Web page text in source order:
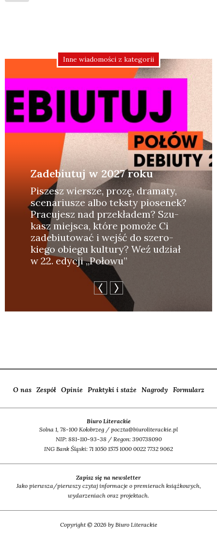
Inne wiadomości z kategorii
Zadebiutuj w 2027 roku
Piszesz wier­sze, pro­zę, dra­ma­ty,
sce­na­riu­sze albo tek­sty pio­se­nek?
Pra­cu­jesz nad prze­kła­dem? Szu­
kasz miej­sca, któ­re pomo­że Ci
zade­biu­to­wać i wejść do sze­ro­
kie­go obie­gu kul­tu­ry? Weź udział
w 22. edy­cji „Poło­wu”
O nas Zespół Opinie Praktyki i staże Nagrody Formularz
Biuro Literackie
Solna 1, 78-100 Kołobrzeg / poczta@biuroliterackie.pl
NIP: 881-110-93-38 / Regon: 390738090
ING Bank Śląski: 71 1050 1575 1000 0022 7732 9062
Zapisz się na newsletter
Jako pierwsza/pierwszy czytaj informacje o premierach książkowych,
wydarzeniach oraz projektach.
Copyright © 2026 by Biuro Literackie